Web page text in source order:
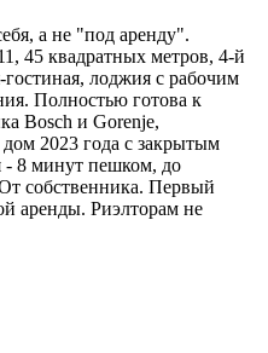
а не "под аренду".
45 квадратных метров, 4-й
лоджия с рабочим
Полностью готова к
Bosch и Gorenje,
2023 года с закрытым
- 8 минут пешком, до
собственника. Первый
аренды. Риэлторам не